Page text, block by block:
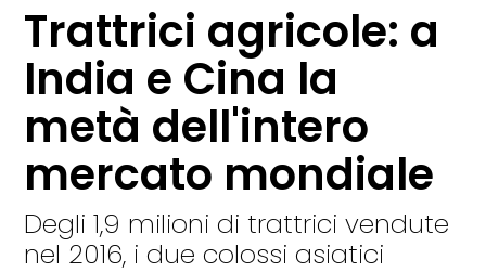
Trattrici agricole: a
India e Cina la
metà dell'intero
mercato mondiale
Degli 1,9 milioni di trattrici vendute
nel 2016, i due colossi asiatici